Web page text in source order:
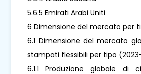
5.6.5 Emirati Arabi Uniti
6 Dimensione del mercato per
6.1 Dimensione del mercato
stampati flessibili per tipo
6.1.1 Produzione globale di